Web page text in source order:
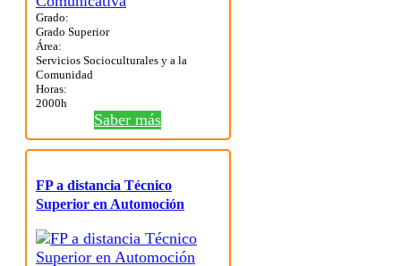
Grado:
Grado Superior
Área:
Servicios Socioculturales y a la
Comunidad
Horas:
2000h
Saber más
FP a distancia Técnico
Superior en Automoción